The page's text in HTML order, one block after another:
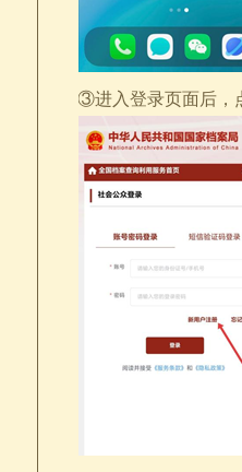
③进入登录页面后，